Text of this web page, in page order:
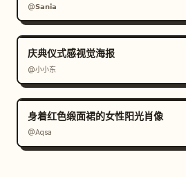
@𝗦𝗮𝗻𝗶𝗮
庆典仪式感视觉海报
@小小东
身着红色缎面裙的女性阳光肖像
@Aqsa